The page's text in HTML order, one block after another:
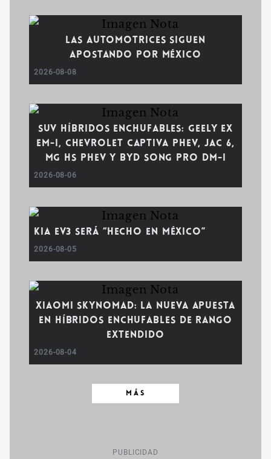
Las automotrices siguen
apostando por México
2026-08-08
SUV híbridos enchufables: Geely EX
EM-i, Chevrolet Captiva PHEV, JAC 6,
MG HS PHEV y BYD Song Pro DM-i
2026-08-06
Kia EV3 será “Hecho en México”
2026-08-05
Xiaomi SkyNomad: la nueva apuesta
en híbridos enchufables de rango
extendido
2026-08-04
MÁS
PUBLICIDAD